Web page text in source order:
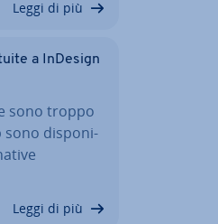
Leggi di più
a InDesign
sono troppo
sono di­spo­ni­
Leggi di più